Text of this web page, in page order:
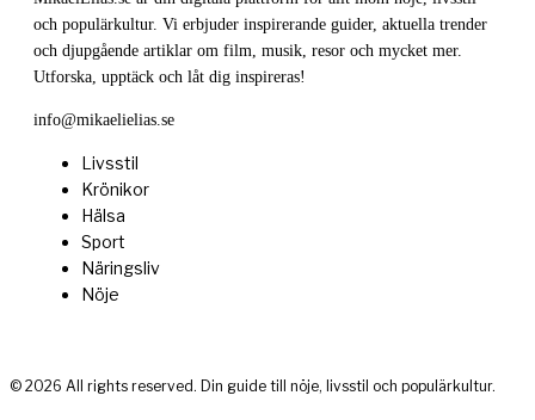
och populärkultur. Vi erbjuder inspirerande guider, aktuella trender
och djupgående artiklar om film, musik, resor och mycket mer.
Utforska, upptäck och låt dig inspireras!
info@mikaelielias.se
Livsstil
Krönikor
Hälsa
Sport
Näringsliv
Nöje
© 2026 All rights reserved. Din guide till nöje, livsstil och populärkultur.